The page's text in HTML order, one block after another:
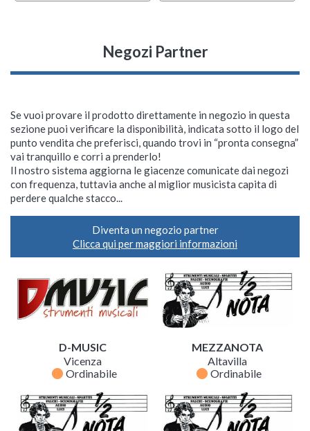
Negozi Partner
Se vuoi provare il prodotto direttamente in negozio in questa
sezione puoi verificare la disponibilità, indicata sotto il logo del
punto vendita che preferisci, quando trovi in “pronta consegna”
vai tranquillo e corri a prenderlo!
Il nostro sistema aggiorna le giacenze comunicate dai negozi
con frequenza, tuttavia anche al miglior musicista capita di
perdere qualche stacco...
Diventa un negozio partner
Clicca qui per maggiori informazioni
D-MUSIC
Vicenza
fiber_manual_record Ordinabile
MEZZANOTA
Altavilla
fiber_manual_record Ordinabile